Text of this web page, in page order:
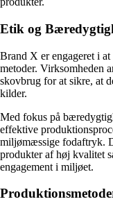
Etik og
Brand X er engageret i
metoder. Virksomheden
skovbrug for at sikre, at
kilder.
Med fokus på
effektive
miljømæssige fodaftryk.
produkter af høj kvalitet
engagement i miljøet.